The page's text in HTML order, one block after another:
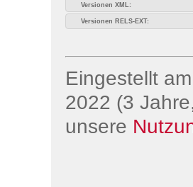
Versionen XML:
Versionen RELS-EXT:
Eingestellt
2022 (3
unsere